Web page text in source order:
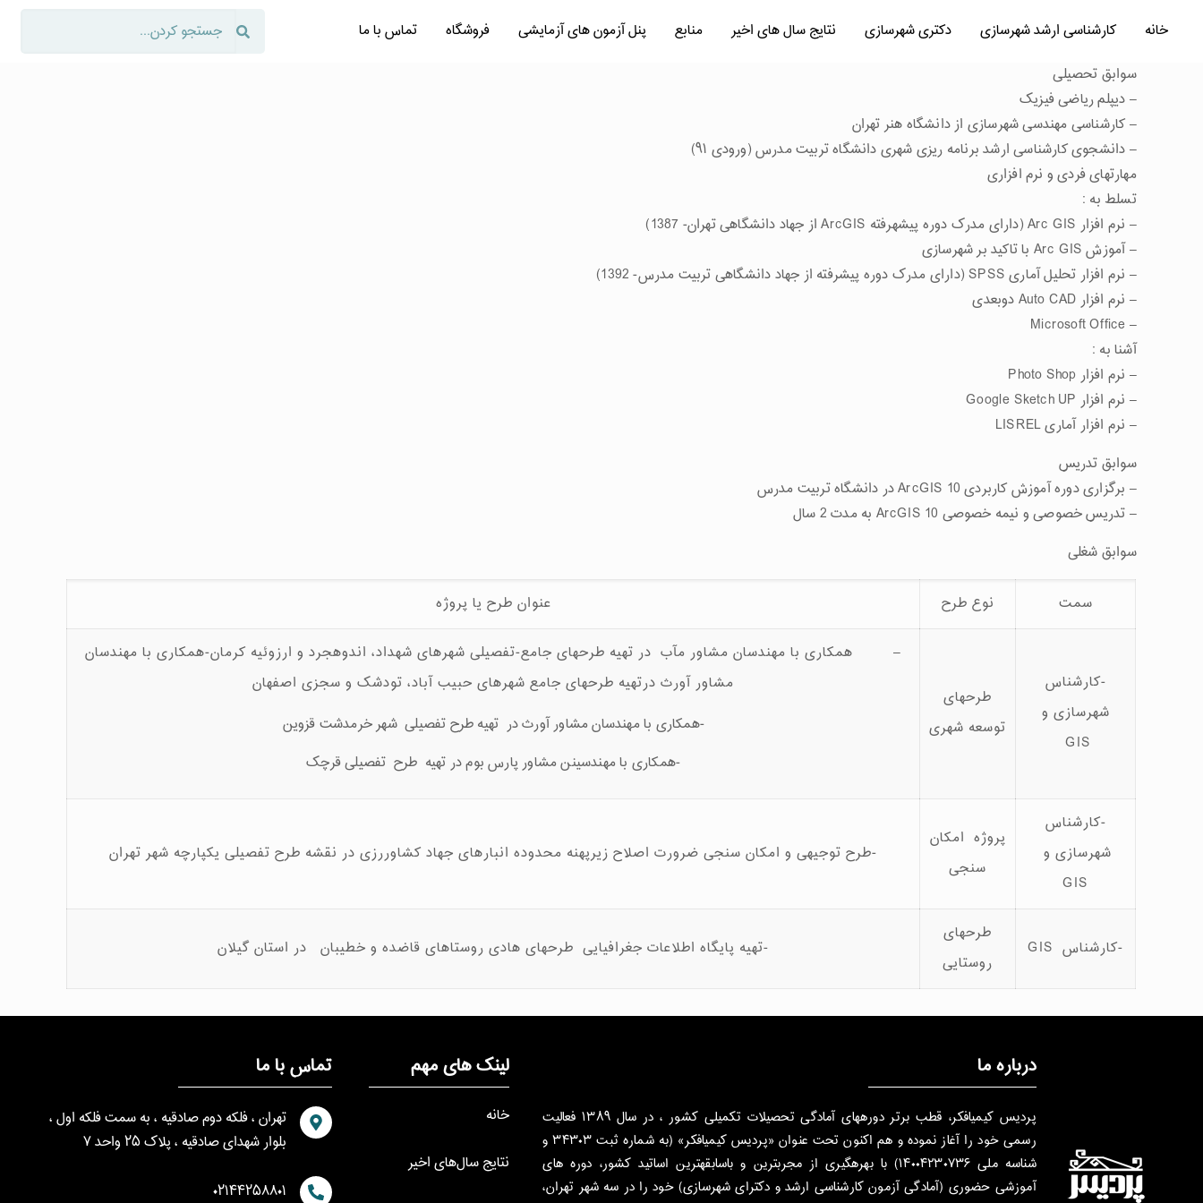
خانه کارشناسی ارشد شهرسازی دکتری شهرسازی نتایج سال های اخیر منابع پنل آزمون های آزمایشی فروشگاه
تماس با ما
سوابق تحصیلی
– دیپلم ریاضی فیزیک
– کارشناسی مهندسی شهرسازی از دانشگاه هنر تهران
– دانشجوی کارشناسی ارشد برنامه ریزی شهری دانشگاه تربیت مدرس (ورودی ۹۱)
مهارتهای فردی و نرم افزاری
تسلط به :
– نرم افزار Arc GIS (دارای مدرک دوره پیشهرفته ArcGIS از جهاد دانشگاهی تهران- 1387)
– آموزش Arc GIS با تاکید بر شهرسازی
– نرم افزار تحلیل آماری SPSS (دارای مدرک دوره پیشرفته از جهاد دانشگاهی تربیت مدرس- 1392)
– نرم افزار Auto CAD دوبعدی
– Microsoft Office
آشنا به :
– نرم افزار Photo Shop
– نرم افزار Google Sketch UP
– نرم افزار آماری LISREL
سوابق تدریس
– برگزاری دوره آموزش کاربردی ArcGIS 10 در دانشگاه تربیت مدرس
– تدریس خصوصی و نیمه خصوصی ArcGIS 10 به مدت 2 سال
سوابق شغلی
سمت نوع طرح عنوان طرح یا پروژه
-کارشناس
شهرسازی و
GIS
طرحهای
توسعه شهری
– همکاری با مهندسان مشاور مآب در تهیه طرحهای جامع-تفصیلی شهرهای شهداد، اندوهجرد و ارزوئیه کرمان-همکاری با مهندسان
مشاور آورث درتهیه طرحهای جامع شهرهای حبیب آباد، تودشک و سجزی اصفهان
-همکاری با مهندسان مشاور آورث در تهیه طرح تفصیلی شهر خرمدشت قزوین
-همکاری با مهندسینن مشاور پارس بوم در تهیه طرح تفصیلی قرچک
-کارشناس
شهرسازی و
GIS
پروژه امکان
سنجی
-طرح توجیهی و امکان سنجی ضرورت اصلاح زیرپهنه محدوده انبارهای جهاد کشاوررزی در نقشه طرح تفصیلی یکپارچه شهر تهران
-کارشناس GIS
طرحهای
روستایی
-تهیه پایگاه اطلاعات جغرافیایی طرحهای هادی روستاهای قاضده و خطیبان در استان گیلان
درباره ما
پردیس کیمیافکر، قطب برتر دوره­های آمادگی تحصیلات تکمیلی کشور ، در سال ۱۳۸۹ فعالیت
رسمی خود را آغاز نموده و هم اکنون تحت عنوان «پردیس کیمیافکر» (به شماره ثبت ۳۴۳۰۳ و
شناسه ملی ۱۴۰۰۴۲۳۰۷۳۶) با بهره­گیری از مجرب­ترین و باسابقه­ترین اساتید کشور، دوره های
آموزشی حضوری (آمادگی آزمون کارشناسی ارشد و دکترای شهرسازی) خود را در سه شهر تهران،
لینک های مهم
خانه
نتایج سال‌های اخیر
تماس با ما
تهران ، فلکه دوم صادقیه ، به سمت فلکه اول ،
بلوار شهدای صادقیه ، پلاک ۲۵ واحد ۷
۰۲۱۴۴۲۵۸۸۰۱